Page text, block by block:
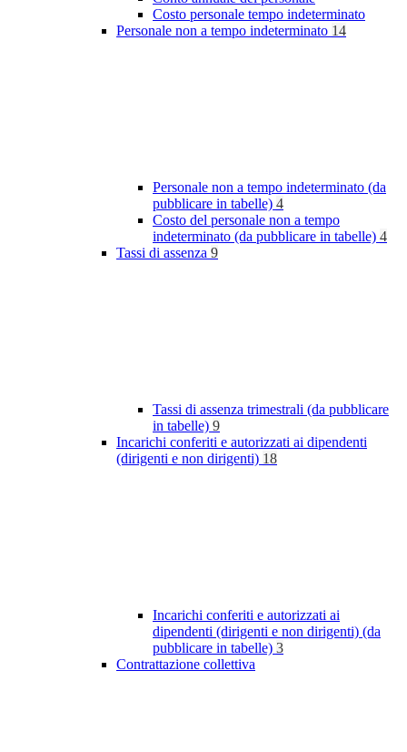
Costo personale tempo indeterminato
Personale non a tempo indeterminato 14
Personale non a tempo indeterminato (da
pubblicare in tabelle) 4
Costo del personale non a tempo
indeterminato (da pubblicare in tabelle) 4
Tassi di assenza 9
Tassi di assenza trimestrali (da pubblicare
in tabelle) 9
Incarichi conferiti e autorizzati ai dipendenti
(dirigenti e non dirigenti) 18
Incarichi conferiti e autorizzati ai
dipendenti (dirigenti e non dirigenti) (da
pubblicare in tabelle) 3
Contrattazione collettiva